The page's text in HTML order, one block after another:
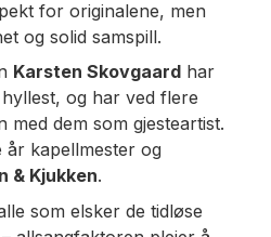
for originalene, men
og solid samspill.
Karsten Skovgaard har
og har ved flere
med dem som gjesteartist.
år kapellmester og
& Kjukken.
som elsker de tidløse